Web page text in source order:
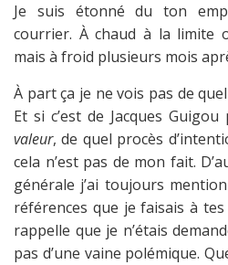
Je suis étonné du ton
courrier. À chaud à la limite
mais à froid plusieurs mois
À part ça je ne vois pas de
Et si c’est de Jacques Guigou
valeur, de quel procès
cela n’est pas de mon fait.
générale j’ai toujours
références que je faisais à
rappelle que je n’étais
pas d’une vaine polémique.